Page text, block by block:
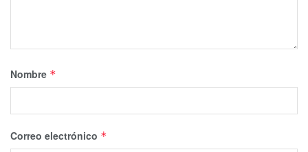
Nombre *
Correo electrónico *